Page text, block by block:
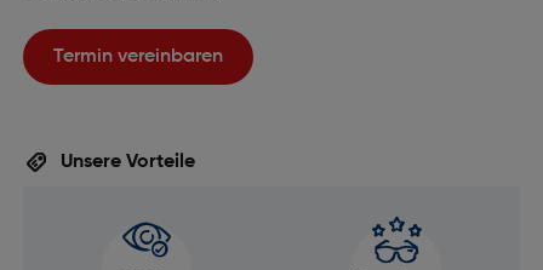
Termin vereinbaren
Unsere Vorteile